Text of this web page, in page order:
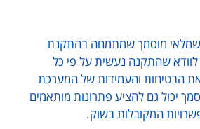
מוסמך שמתמחה בהתקנת
שהתקנה נעשית על פי כל
הבטיחות והעמידות של המערכת
יכול גם להציע פתרונות מותאמים
המקובלות בשוק.